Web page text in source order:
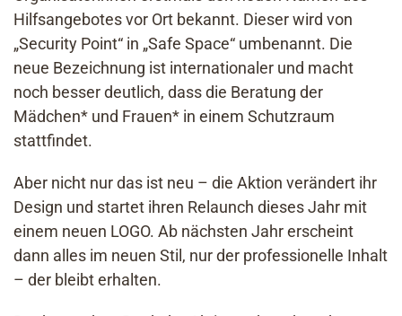
Hilfsangebotes vor Ort bekannt. Dieser wird von
„Security Point“ in „Safe Space“ umbenannt. Die
neue Bezeichnung ist internationaler und macht
noch besser deutlich, dass die Beratung der
Mädchen* und Frauen* in einem Schutzraum
stattfindet.
Aber nicht nur das ist neu – die Aktion verändert ihr
Design und startet ihren Relaunch dieses Jahr mit
einem neuen LOGO. Ab nächsten Jahr erscheint
dann alles im neuen Stil, nur der professionelle Inhalt
– der bleibt erhalten.